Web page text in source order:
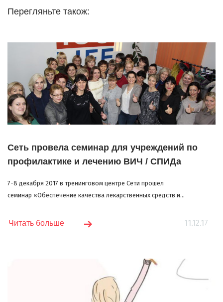
Перегляньте також:
Сеть провела семинар для учреждений по
профилактике и лечению ВИЧ / СПИДа
7-8 декабря 2017 в тренинговом центре Сети прошел
семинар «Обеспечение качества лекарственных средств и...
11.12.17
Читать больше